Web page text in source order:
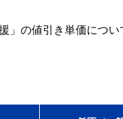
」の値引き単価につい